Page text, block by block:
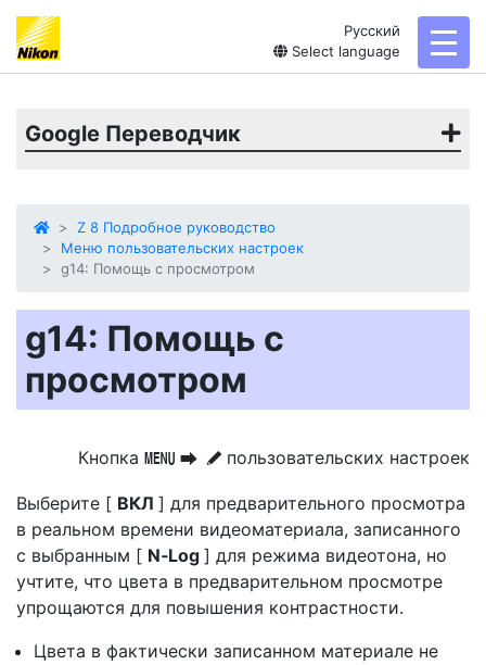
Русский
Select language
Google Переводчик
Z 8 Подробное руководство
Меню пользовательских настроек
g14: Помощь с просмотром
g14: Помощь с
просмотром
Кнопка G U A пользовательских настроек
Выберите [ ВКЛ ] для предварительного просмотра
в реальном времени видеоматериала, записанного
с выбранным [ N‑Log ] для режима видеотона, но
учтите, что цвета в предварительном просмотре
упрощаются для повышения контрастности.
Цвета в фактически записанном материале не